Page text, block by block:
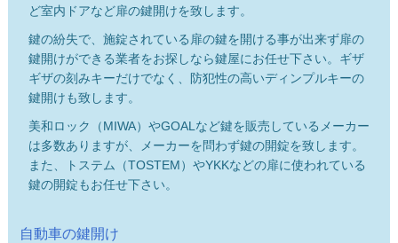
ど室内ドアなど扉の鍵開けを致します。
鍵の紛失で、施錠されている扉の鍵を開ける事が出来ず扉の
鍵開けができる業者をお探しなら鍵屋にお任せ下さい。ギザ
ギザの刻みキーだけでなく、防犯性の高いディンプルキーの
鍵開けも致します。
美和ロック（MIWA）やGOALなど鍵を販売しているメーカー
は多数ありますが、メーカーを問わず鍵の開錠を致します。
また、トステム（TOSTEM）やYKKなどの扉に使われている
鍵の開錠もお任せ下さい。
自動車の鍵開け